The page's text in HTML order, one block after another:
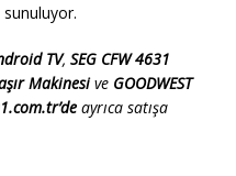
TV, SEG CFW 4631
Makinesive GOODWEST
ayrıca satışa